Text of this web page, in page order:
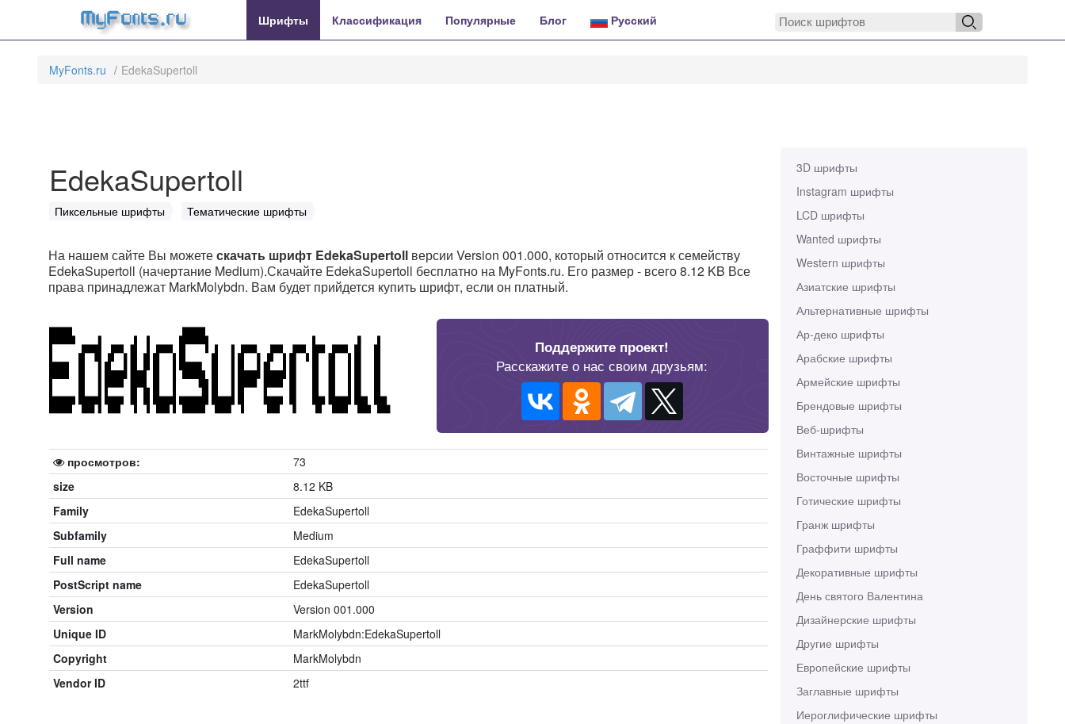
MyFonts.ru Шрифты Классификация Популярные Блог Русский
MyFonts.ru EdekaSupertoll
3D шрифты
Instagram шрифты
LCD шрифты
Wanted шрифты
Western шрифты
Азиатские шрифты
Альтернативные шрифты
Ар-деко шрифты
Арабские шрифты
Армейские шрифты
Брендовые шрифты
Веб-шрифты
Винтажные шрифты
Восточные шрифты
Готические шрифты
Гранж шрифты
Граффити шрифты
Декоративные шрифты
День святого Валентина
Дизайнерские шрифты
Другие шрифты
Европейские шрифты
Заглавные шрифты
Иероглифические шрифты
EdekaSupertoll
Пиксельные шрифты Тематические шрифты
На нашем сайте Вы можетескачать шрифт EdekaSupertoll версии Version 001.000, который относится к семейству
EdekaSupertoll (начертание Medium).Скачайте EdekaSupertoll бесплатно на MyFonts.ru. Его размер - всего 8.12 KB Все
права принадлежат MarkMolybdn. Вам будет прийдется купить шрифт, если он платный.
Поддержите проект!
Расскажите о нас своим друзьям:
просмотров:
73
size
8.12 KB
Family
EdekaSupertoll
Subfamily
Medium
Full name
EdekaSupertoll
PostScript name
EdekaSupertoll
Version
Version 001.000
Unique ID
MarkMolybdn:EdekaSupertoll
Copyright
MarkMolybdn
Vendor ID
2ttf